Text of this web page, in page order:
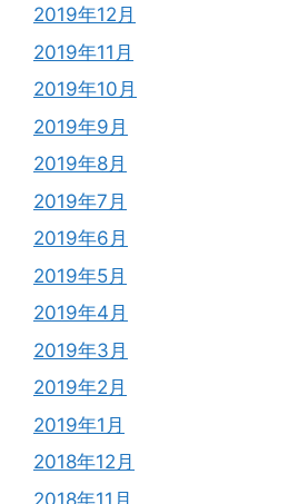
2019年12月
2019年11月
2019年10月
2019年9月
2019年8月
2019年7月
2019年6月
2019年5月
2019年4月
2019年3月
2019年2月
2019年1月
2018年12月
2018年11月